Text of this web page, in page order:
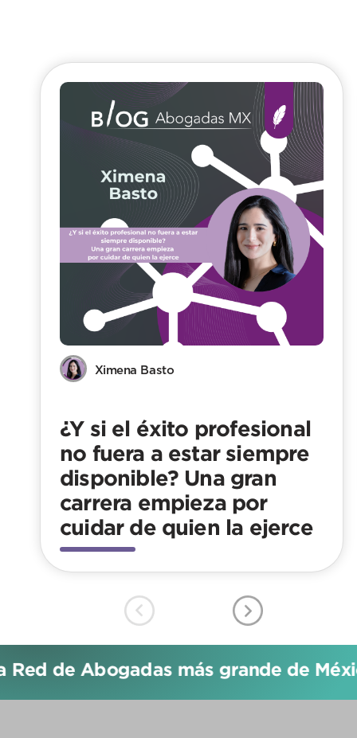
Ximena Basto
¿Y si el éxito profesional
no fuera a estar siempre
disponible? Una gran
carrera empieza por
cuidar de quien la ejerce
de Abogadas más grande de